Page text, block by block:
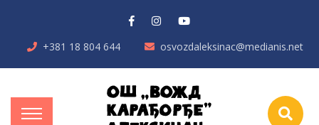
+381 18 804 644 osvozdaleksinac@medianis.net